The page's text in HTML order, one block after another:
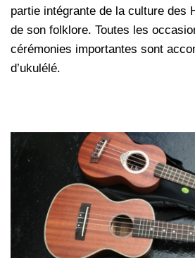
partie intégrante de la culture des
de son folklore. Toutes les
cérémonies importantes sont
d’ukulélé.